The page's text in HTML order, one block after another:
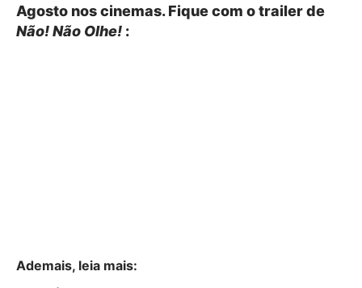
Agosto nos cinemas. Fique com o trailer de
Não! Não Olhe! :
Ademais, leia mais: